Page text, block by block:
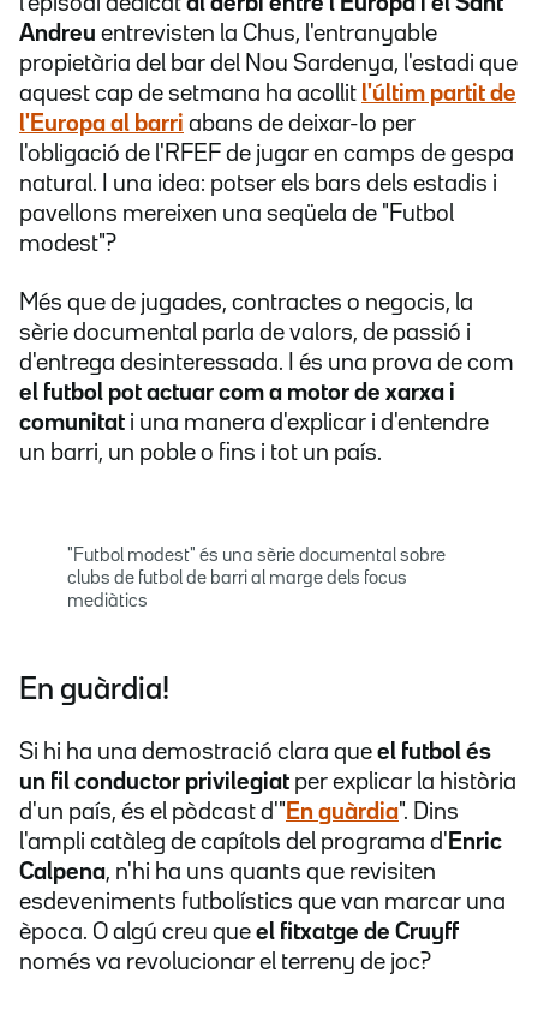
Andreu entrevisten la Chus, l'entranyable
propietària del bar del Nou Sardenya, l'estadi que
aquest cap de setmana ha acollit l'últim partit de
l'Europa al barri abans de deixar-lo per
l'obligació de l'RFEF de jugar en camps de gespa
natural. I una idea: potser els bars dels estadis i
pavellons mereixen una seqüela de "Futbol
modest"?
Més que de jugades, contractes o negocis, la
sèrie documental parla de valors, de passió i
d'entrega desinteressada. I és una prova de com
el futbol pot actuar com a motor de xarxa i
comunitat i una manera d'explicar i d'entendre
un barri, un poble o fins i tot un país.
"Futbol modest" és una sèrie documental sobre
clubs de futbol de barri al marge dels focus
mediàtics
En guàrdia!
Si hi ha una demostració clara que el futbol és
un fil conductor privilegiat per explicar la història
d'un país, és el pòdcast d'" En guàrdia". Dins
l'ampli catàleg de capítols del programa d' Enric
Calpena, n'hi ha uns quants que revisiten
esdeveniments futbolístics que van marcar una
època. O algú creu que el fitxatge de Cruyff
només va revolucionar el terreny de joc?